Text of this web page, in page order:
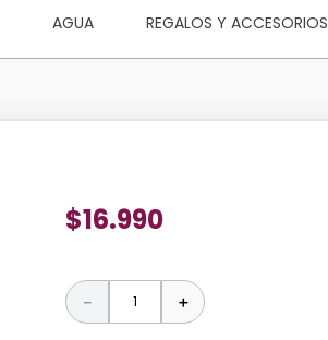
AGUA REGALOS Y ACCESORIOS
$16.990
＋
－